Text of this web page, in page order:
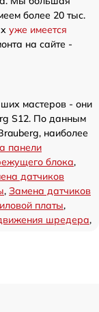
более 20 тыс.
уже имеется
на сайте -
мастеров - они
S12. По данным
наиболее
панели
блока,
датчиков
, Замена датчиков
платы,
шредера,